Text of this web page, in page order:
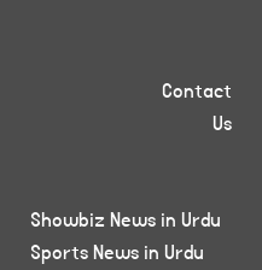
Contact
Us
Showbiz News in Urdu
Sports News in Urdu